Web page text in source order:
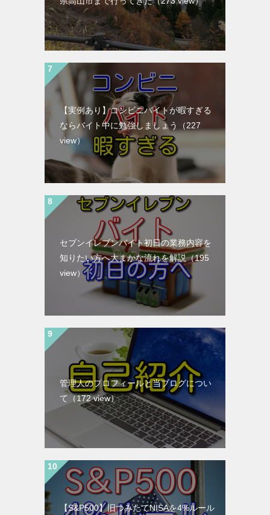
【実例あり】コンビニバイトが暇すぎる
ならバイト中に勉強しましょう
（227
view）
セブンイレブンバイト初日の業務内容を
知りたい方へ大まかな流れを解説（195
view）
管理人のプロフィールと当ブログについ
て
（172 view）
【S&P500】旧つみたてNISAを4%ルール